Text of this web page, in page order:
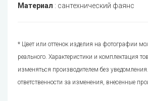
Материал : сантехнический фаянс
* Цвет или оттенок изделия на фотографии
реального. Характеристики и комплектация
изменяться производителем без
ответственности за изменения, внесенные